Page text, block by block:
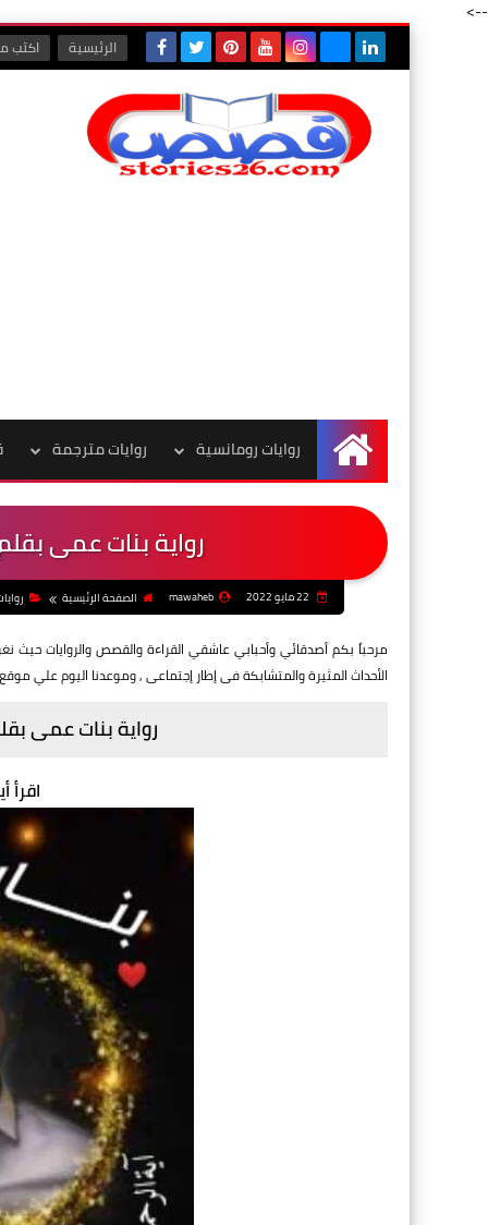
-->
الرئيسية اكتب
الرئيسية
روايات رومانسية روايات مترجمة
رواية بنات عمى
mawaheb الصفحة الرئيسية
مرحباً بكم أصدقائي وأحبابي عاشقي القراءة والقصص والروايات حيث
الأحداث المثيرة والمتشابكة فى إطار إجتماعى, وموعدنا اليوم علي
رواية بنات عمى
اقرأ